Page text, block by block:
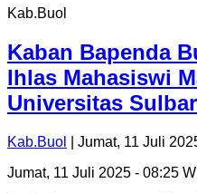
Kab.Buol
Kaban Bapenda
Ihlas Mahasiswi
Universitas
Kab.Buol
| Jumat, 11 Juli
Jumat, 11 Juli 2025 - 08:25